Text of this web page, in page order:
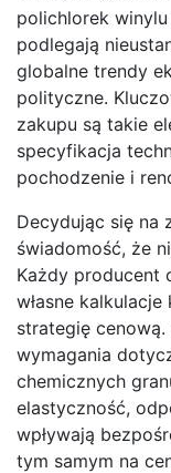
polichlorek
podlegają
globalne trendy
polityczne.
zakupu są takie
specyfikacja
pochodzenie i
Decydując się na
świadomość, że
Każdy producent
własne
strategię
wymagania
chemicznych
elastyczność,
wpływają
tym samym na